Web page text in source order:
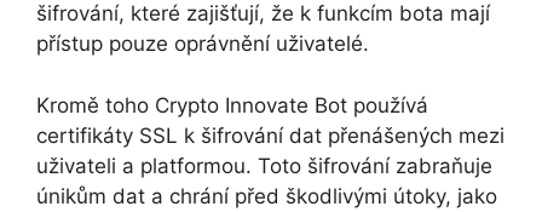
šifrování, které zajišťují, že k funkcím bota mají
přístup pouze oprávnění uživatelé.
Kromě toho Crypto Innovate Bot používá
certifikáty SSL k šifrování dat přenášených mezi
uživateli a platformou. Toto šifrování zabraňuje
únikům dat a chrání před škodlivými útoky, jako